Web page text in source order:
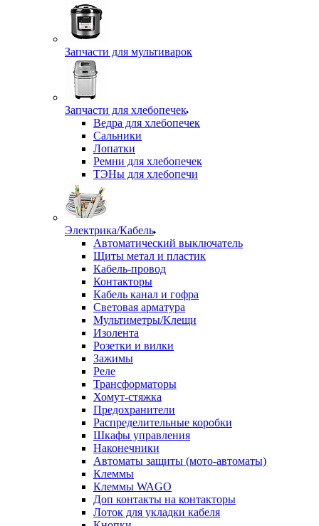
Запчасти для мультиварок
Запчасти для хлебопечек
Ведра для хлебопечек
Сальники
Лопатки
Ремни для хлебопечек
ТЭНы для хлебопечи
Электрика/Кабель
Автоматический выключатель
Щиты метал и пластик
Кабель-провод
Контакторы
Кабель канал и гофра
Световая арматура
Мультиметры/Клещи
Изолента
Розетки и вилки
Зажимы
Реле
Трансформаторы
Хомут-стяжка
Предохранители
Распределительные коробки
Шкафы управления
Наконечники
Автоматы защиты (мото-автоматы)
Клеммы
Клеммы WAGO
Доп контакты на контакторы
Лоток для укладки кабеля